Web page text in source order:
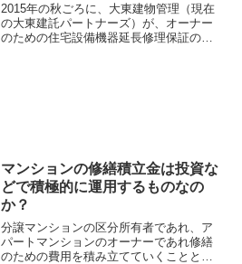
2015年の秋ごろに、大東建物管理（現在
の大東建託パートナーズ）が、オーナー
のための住宅設備機器延長修理保証のサ
マンションの修繕積立金は投資な
どで積極的に運用するものなの
か？
分譲マンションの区分所有者であれ、ア
パートマンションのオーナーであれ修繕
のための費用を積み立てていくことと思